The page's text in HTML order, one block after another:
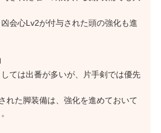
会心Lv2が付与された頭の強化も進
ては出番が多いが、片手剣では優先
れた脚装備は、強化を進めておいて